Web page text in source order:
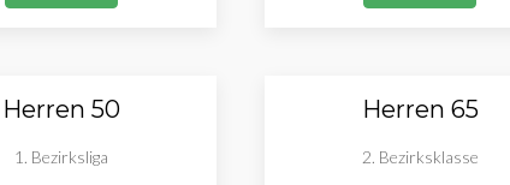
Herren 50
1. Bezirksliga
Herren 65
2. Bezirksklasse